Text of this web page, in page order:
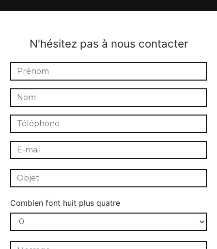
N'hésitez pas à nous contacter
Combien font huit plus quatre